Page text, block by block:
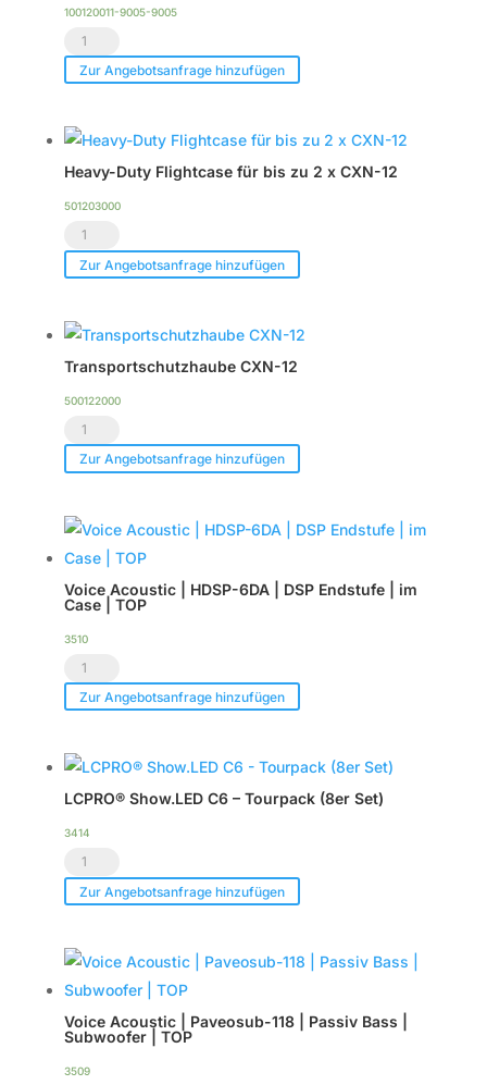
100120011-9005-9005
Voice
Acoustic
12
Menge
Zur Angebotsanfrage hinzufügen
Heavy-Duty Flightcase für bis zu 2 x CXN-12
501203000
Heavy-
Duty
für
bis
zu
2
CXN-
Menge
Zur Angebotsanfrage hinzufügen
Transportschutzhaube CXN-12
500122000
Transportschutzhaube
CXN-
Menge
Zur Angebotsanfrage hinzufügen
Voice Acoustic | HDSP-6DA | DSP Endstufe | im
Case | TOP
3510
Voice
Acoustic
HDSP-
6DA
|
DSP
Endstufe
Case
Menge
Zur Angebotsanfrage hinzufügen
LCPRO® Show.LED C6 – Tourpack (8er Set)
3414
LCPRO®
Show.LED
-
Tourpack
(8er
Set)
Zur Angebotsanfrage hinzufügen
Voice Acoustic | Paveosub-118 | Passiv Bass |
Subwoofer | TOP
3509